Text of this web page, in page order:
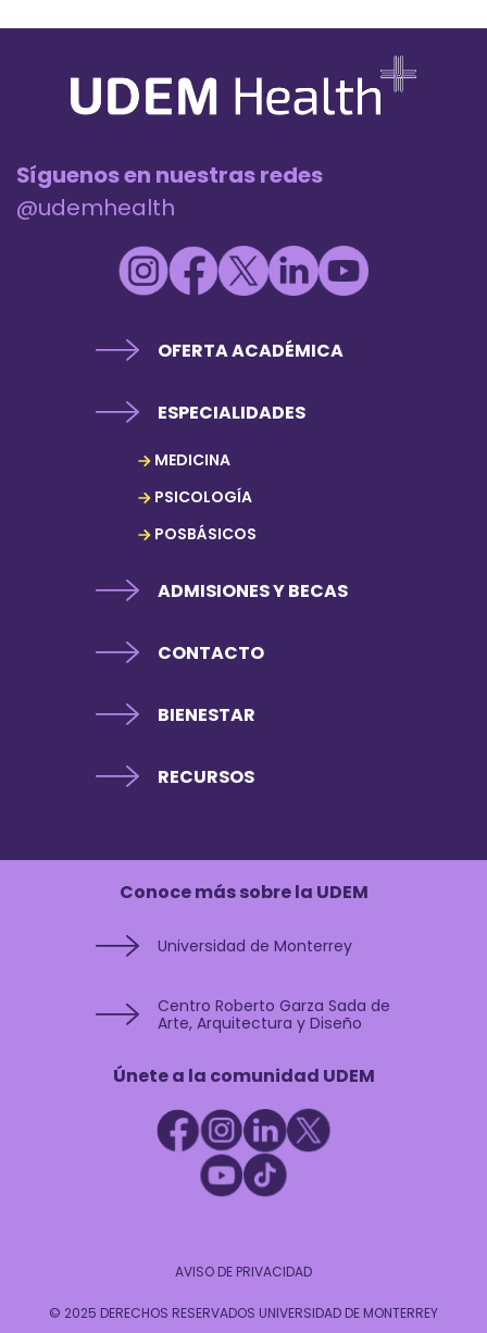
Síguenos en nuestras redes
@udemhealth
OFERTA ACADÉMICA
ESPECIALIDADES
MEDICINA
PSICOLOGÍA
POSBÁSICOS
ADMISIONES Y BECAS
CONTACTO
BIENESTAR
RECURSOS
Conoce más sobre la UDEM
Universidad de Monterrey
Centro Roberto Garza Sada de
Arte, Arquitectura y Diseño
Únete a la comunidad UDEM
AVISO DE PRIVACIDAD
© 2025 DERECHOS RESERVADOS UNIVERSIDAD DE MONTERREY